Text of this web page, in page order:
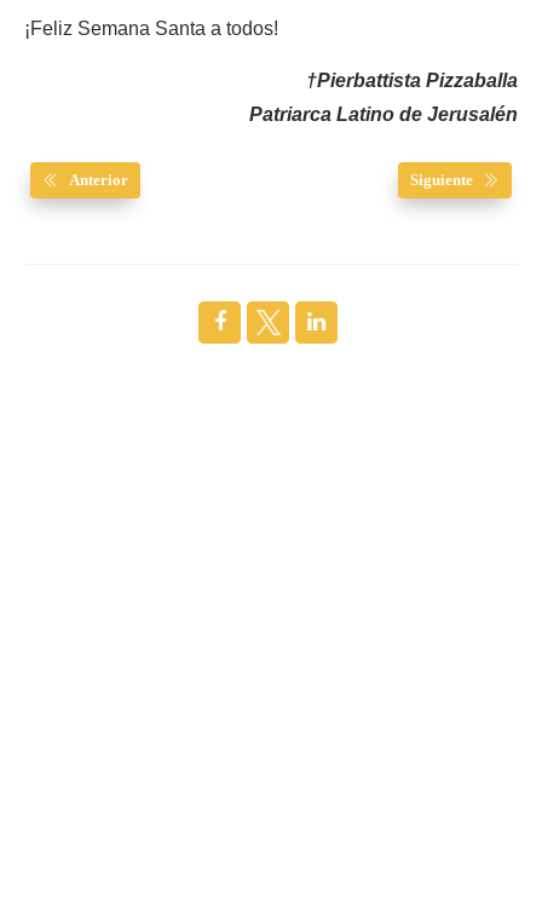
¡Feliz Semana Santa a todos!
†Pierbattista Pizzaballa
Patriarca Latino de Jerusalén
Anterior Siguiente